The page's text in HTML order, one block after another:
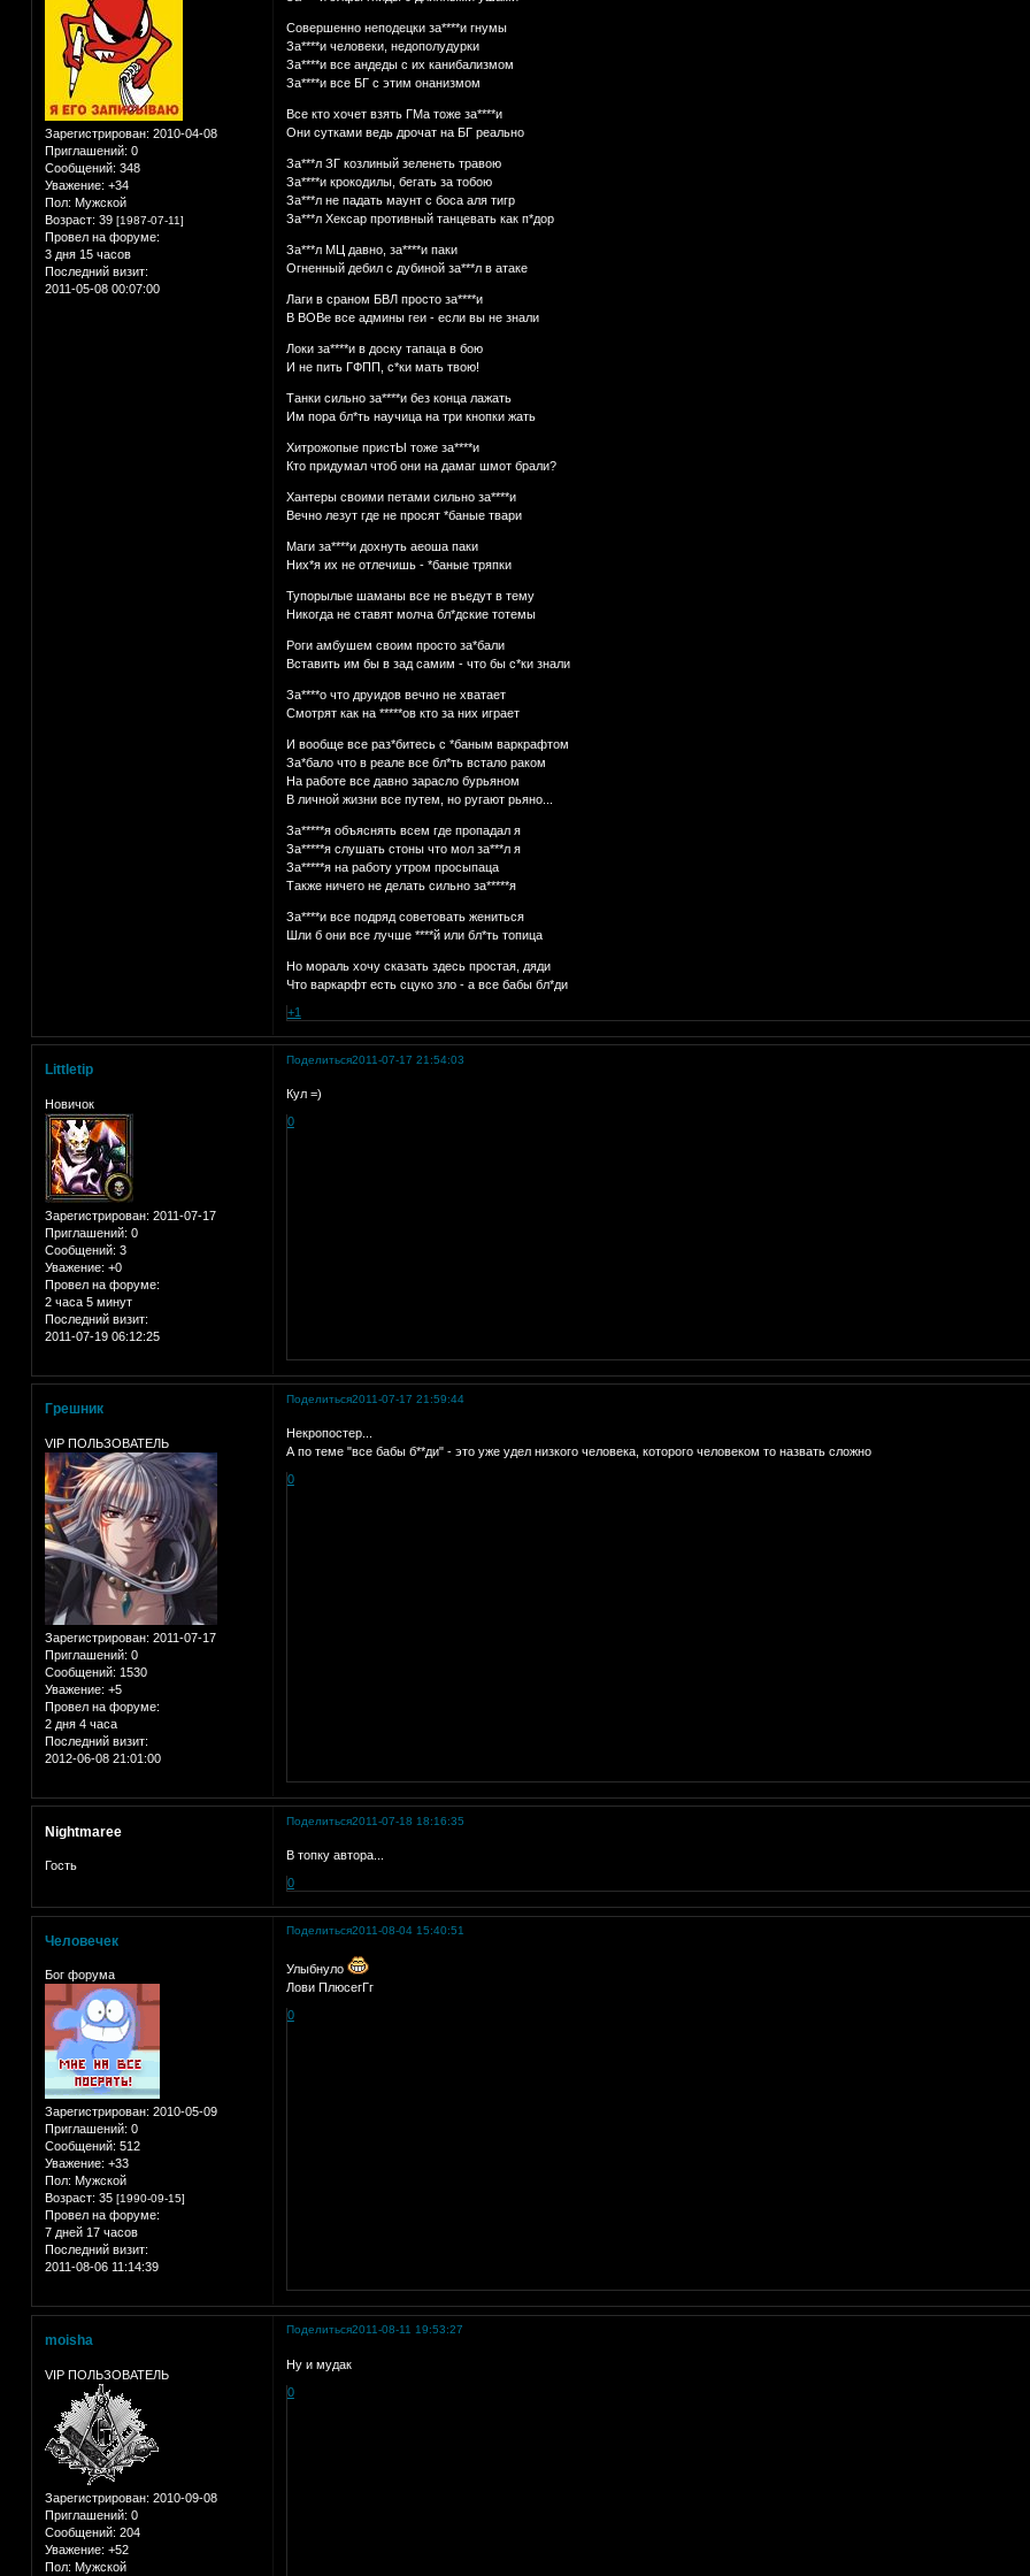
Зарегистрирован: 2010-04-08
Приглашений: 0
Сообщений: 348
Уважение: +34
Пол: Мужской
Возраст: 39 [1987-07-11]
Провел на форуме:
3 дня 15 часов
Последний визит:
2011-05-08 00:07:00
Совершенно неподецки за****и гнумы
За****и человеки, недополудурки
За****и все андеды с их канибализмом
За****и все БГ с этим онанизмом
Все кто хочет взять ГМа тоже за****и
Они сутками ведь дрочат на БГ реально
За***л ЗГ козлиный зеленеть травою
За****и крокодилы, бегать за тобою
За***л не падать маунт с боса аля тигр
За***л Хексар противный танцевать как п*дор
За***л МЦ давно, за****и паки
Огненный дебил с дубиной за***л в атаке
Лаги в сраном БВЛ просто за****и
В ВОВе все админы геи - если вы не знали
Локи за****и в доску тапаца в бою
И не пить ГФПП, с*ки мать твою!
Танки сильно за****и без конца лажать
Им пора бл*ть научица на три кнопки жать
Хитрожопые пристЫ тоже за****и
Кто придумал чтоб они на дамаг шмот брали?
Хантеры своими петами сильно за****и
Вечно лезут где не просят *баные твари
Маги за****и дохнуть аеоша паки
Них*я их не отлечишь - *баные тряпки
Тупорылые шаманы все не въедут в тему
Никогда не ставят молча бл*дские тотемы
Роги амбушем своим просто за*бали
Вставить им бы в зад самим - что бы с*ки знали
За****о что друидов вечно не хватает
Смотрят как на *****ов кто за них играет
И вообще все раз*битесь с *баным варкрафтом
За*бало что в реале все бл*ть встало раком
На работе все давно зарасло бурьяном
В личной жизни все путем, но ругают рьяно...
За*****я объяснять всем где пропадал я
За*****я слушать стоны что мол за***л я
За*****я на работу утром просыпаца
Также ничего не делать сильно за*****я
За****и все подряд советовать жениться
Шли б они все лучше ****й или бл*ть топица
Но мораль хочу сказать здесь простая, дяди
Что варкарфт есть сцуко зло - а все бабы бл*ди
+1
Поделиться2011-07-17 21:54:03
Littletip
Новичок
Зарегистрирован: 2011-07-17
Приглашений: 0
Сообщений: 3
Уважение: +0
Провел на форуме:
2 часа 5 минут
Последний визит:
2011-07-19 06:12:25
Кул =)
0
Поделиться2011-07-17 21:59:44
Грешник
VIP ПОЛЬЗОВАТЕЛЬ
Зарегистрирован: 2011-07-17
Приглашений: 0
Сообщений: 1530
Уважение: +5
Провел на форуме:
2 дня 4 часа
Последний визит:
2012-06-08 21:01:00
Некропостер...
А по теме "все бабы б**ди" - это уже удел низкого человека, которого человеком то назвать сложно
0
Поделиться2011-07-18 18:16:35
Nightmaree
Гость
В топку автора...
0
Поделиться2011-08-04 15:40:51
Человечек
Бог форума
Зарегистрирован: 2010-05-09
Приглашений: 0
Сообщений: 512
Уважение: +33
Пол: Мужской
Возраст: 35 [1990-09-15]
Провел на форуме:
7 дней 17 часов
Последний визит:
2011-08-06 11:14:39
Улыбнуло
Лови ПлюсегГг
0
Поделиться2011-08-11 19:53:27
moisha
VIP ПОЛЬЗОВАТЕЛЬ
Зарегистрирован: 2010-09-08
Приглашений: 0
Сообщений: 204
Уважение: +52
Пол: Мужской
Ну и мудак
0